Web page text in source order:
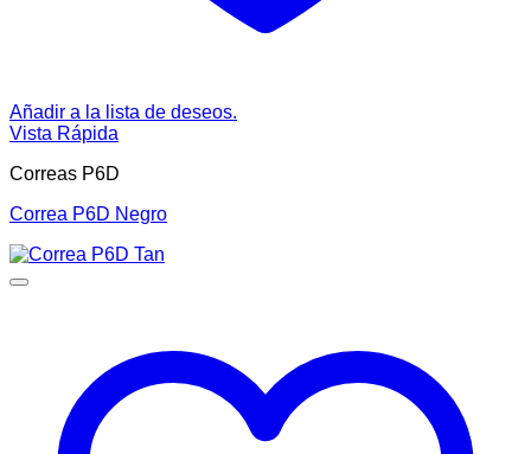
Añadir a la lista de deseos.
Vista Rápida
Correas P6D
Correa P6D Negro